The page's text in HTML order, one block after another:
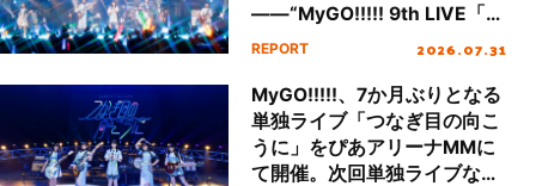
――“MyGO!!!!! 9th LIVE「つ
なぎ目の向こうに」”DAY2レ
REPORT 2026.07.31
MyGO!!!!!、7か月ぶりとなる
単独ライブ「つなぎ目の向こ
うに」をぴあアリーナMMに
て開催。次回単独ライブなど